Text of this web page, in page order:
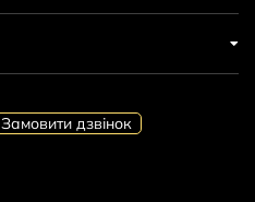
Замовити дзвінок